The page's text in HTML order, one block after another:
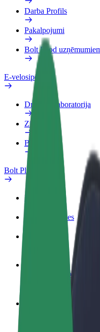
Darba Profils
Pakalpojumi
Bolt Food
E-velosipēdi
Drošības laboratorija
Ziņot
BUJ
Bolt Plus
Ieguvumi
Kā pievienoties
Kļūsti par autovadītāju
Piegādā ēdienu un